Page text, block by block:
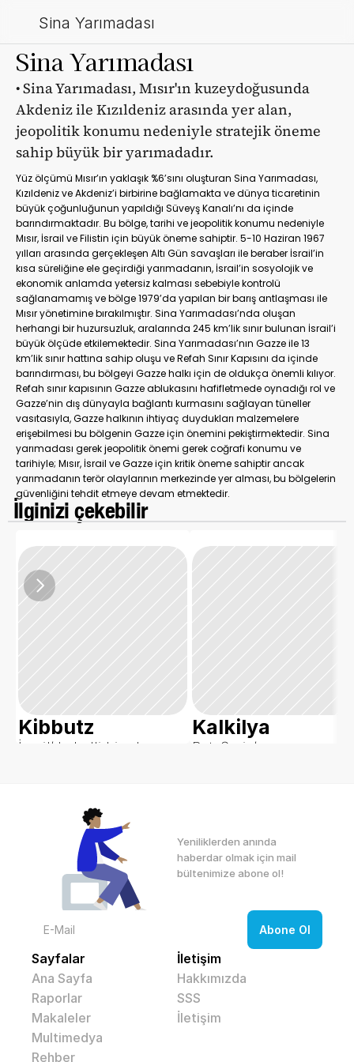
Sina Yarımadası
Sina Yarımadası
• Sina Yarımadası, Mısır'ın kuzeydoğusunda
Akdeniz ile Kızıldeniz arasında yer alan,
jeopolitik konumu nedeniyle stratejik öneme
sahip büyük bir yarımadadır.
Yüz ölçümü Mısır’ın yaklaşık %6’sını oluşturan Sina Yarımadası,
Kızıldeniz ve Akdeniz’i birbirine bağlamakta ve dünya ticaretinin
büyük çoğunluğunun yapıldığı Süveyş Kanalı’nı da içinde
barındırmaktadır. Bu bölge, tarihi ve jeopolitik konumu nedeniyle
Mısır, İsrail ve Filistin için büyük öneme sahiptir. 5-10 Haziran 1967
yılları arasında gerçekleşen Altı Gün savaşları ile beraber İsrail’in
kısa süreliğine ele geçirdiği yarımadanın, İsrail’in sosyolojik ve
ekonomik anlamda yetersiz kalması sebebiyle kontrolü
sağlanamamış ve bölge 1979’da yapılan bir barış antlaşması ile
Mısır yönetimine bırakılmıştır. Sina Yarımadası’nda oluşan
herhangi bir huzursuzluk, aralarında 245 km’lik sınır bulunan İsrail’i
büyük ölçüde etkilemektedir. Sina Yarımadası’nın Gazze ile 13
km’lik sınır hattına sahip oluşu ve Refah Sınır Kapısını da içinde
barındırması, bu bölgeyi Gazze halkı için de oldukça önemli kılıyor.
Refah sınır kapısının Gazze ablukasını hafifletmede oynadığı rol ve
Gazze’nin dış dünyayla bağlantı kurmasını sağlayan tüneller
vasıtasıyla, Gazze halkının ihtiyaç duydukları malzemelere
erişebilmesi bu bölgenin Gazze için önemini pekiştirmektedir. Sina
yarımadası gerek jeopolitik önemi gerek coğrafi konumu ve
tarihiyle; Mısır, İsrail ve Gazze için kritik öneme sahiptir ancak
yarımadanın terör olaylarının merkezinde yer alması, bu bölgelerin
güvenliğini tehdit etmeye devam etmektedir.
İlginizi çekebilir
Kibbutz
İsrail’de belli bir alana
faydalandığı tarım
alanları/yerleşkelerdir.
Kalkilya
Batı Şeria’nın
Sayfalar
Ana Sayfa
Raporlar
Makaleler
Multimedya
Rehber
İletişim
Hakkımızda
SSS
İletişim
Yeniliklerden anında
haberdar olmak için mail
bültenimize abone ol!